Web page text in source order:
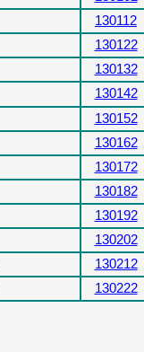
130112
130122
130132
130142
130152
130162
130172
130182
130192
130202
130212
130222